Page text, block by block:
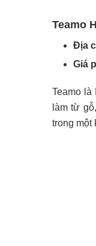
Teamo
Địa
Giá
Teamo
làm từ
trong một